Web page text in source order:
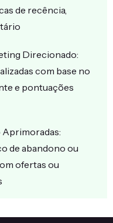
de recência,
Direcionado:
com base no
e pontuações
Aprimoradas:
de abandono ou
ofertas ou